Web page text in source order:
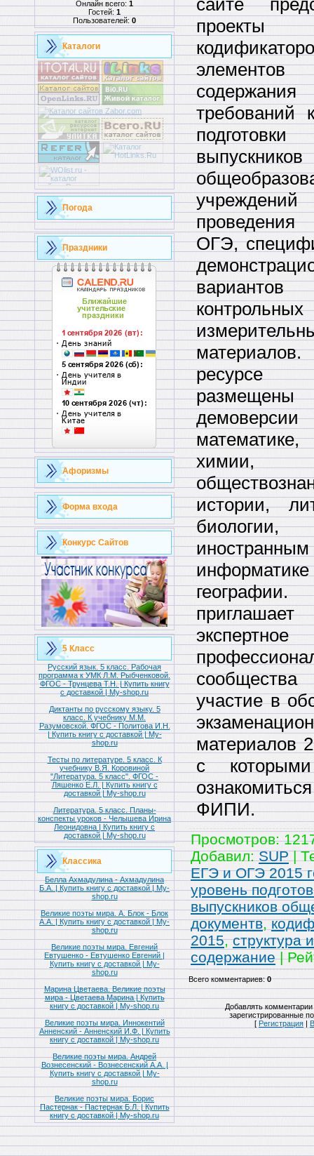
Онлайн всего: 1
Гостей: 1
Пользователей: 0
Каталоги
Погода
Праздники
Афоризмы
Форма входа
Конкурс Сайтов
5 Класс
Русский язык. 5 класс. Рабочая
программа к УМК Л.М. Рыбченковой.
ФГОС - Трунцева Т.Н. | Купить книгу
с доставкой | My-shop.ru
Диктанты по русскому языку. 5
класс. К учебнику М.М.
Разумовской. ФГОС - Политова И.Н.
| Купить книгу с доставкой | My-
shop.ru
Тесты по литературе. 5 класс. К
учебнику В.Я. Коровиной
"Литература. 5 класс". ФГОС -
Ляшенко Е.Л. | Купить книгу с
доставкой | My-shop.ru
Литература. 5 класс. Планы-
конспекты уроков - Челышева Ирина
Леонидовна | Купить книгу с
доставкой | My-shop.ru
Классика
Белла Ахмадулина - Ахмадулина
Б.А. | Купить книгу с доставкой | My-
shop.ru
Великие поэты мира. А. Блок - Блок
А.А. | Купить книгу с доставкой | My-
shop.ru
Великие поэты мира. Евгений
Евтушенко - Евтушенко Евгений |
Купить книгу с доставкой | My-
shop.ru
Марина Цветаева. Великие поэты
мира - Цветаева Марина | Купить
книгу с доставкой | My-shop.ru
Великие поэты мира. Иннокентий
Анненский - Анненский И.Ф. | Купить
книгу с доставкой | My-shop.ru
Великие поэты мира. Андрей
Вознесенский - Вознесенский А.А. |
Купить книгу с доставкой | My-
shop.ru
Великие поэты мира. Борис
Пастернак - Пастернак Б.Л. | Купить
книгу с доставкой | My-shop.ru
проекты
элементов
требований
подготовки
выпускников
ОГЭ,
вариантов
контрольных
размещены
химии,
истории,
биологии,
приглашает
сообщества
участие в
материалов
с
ФИПИ.
Просмотров:
Добавил:SUP|
ЕГЭ и ОГЭ 2015
уровень
выпускников
документв,
2015,структура и
содержание|
Всего комментариев:0
Добавлять комментарии
зарегистрированные
[ Регистрация |